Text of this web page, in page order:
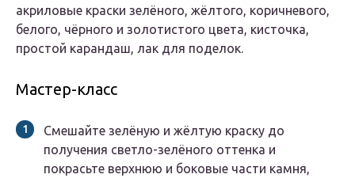
акриловые краски зелёного, жёлтого, коричневого,
белого, чёрного и золотистого цвета, кисточка,
простой карандаш, лак для поделок.
Мастер-класс
Смешайте зелёную и жёлтую краску до
получения светло-зелёного оттенка и
покрасьте верхнюю и боковые части камня,